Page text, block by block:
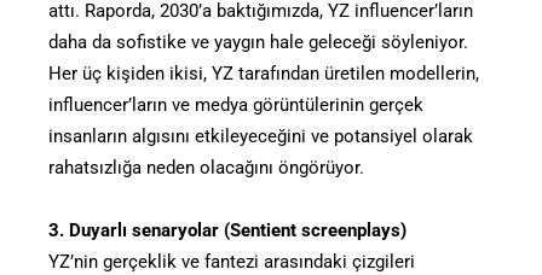
attı. Raporda, 2030’a baktığımızda, YZ influencer’ların
daha da sofistike ve yaygın hale geleceği söyleniyor.
Her üç kişiden ikisi, YZ tarafından üretilen modellerin,
influencer’ların ve medya görüntülerinin gerçek
insanların algısını etkileyeceğini ve potansiyel olarak
rahatsızlığa neden olacağını öngörüyor.
3. Duyarlı senaryolar (Sentient screenplays)
YZ’nin gerçeklik ve fantezi arasındaki çizgileri